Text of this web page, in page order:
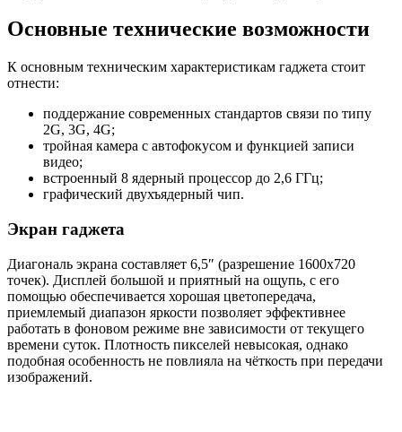
Основные технические возможности
К основным техническим характеристикам гаджета стоит
отнести:
поддержание современных стандартов связи по типу
2G, 3G, 4G;
тройная камера с автофокусом и функцией записи
видео;
встроенный 8 ядерный процессор до 2,6 ГГц;
графический двухъядерный чип.
Экран гаджета
Диагональ экрана составляет 6,5″ (разрешение 1600х720
точек). Дисплей большой и приятный на ощупь, с его
помощью обеспечивается хорошая цветопередача,
приемлемый диапазон яркости позволяет эффективнее
работать в фоновом режиме вне зависимости от текущего
времени суток. Плотность пикселей невысокая, однако
подобная особенность не повлияла на чёткость при передачи
изображений.